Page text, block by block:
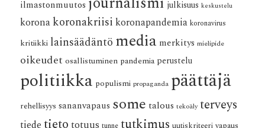
ilmastonmuutos julkisuus keskustelu
korona koronakriisi koronapandemia koronavirus
kritiikki lainsäädäntö media merkitys mielipide
oikeudet osallistuminen pandemia perustelu
politiikka populismi propaganda päättäjä
rehellisyys sananvapaus some talous tekoäly terveys
tieto tunne tutkimus uutiskriteeri vapaus